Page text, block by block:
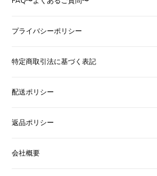
プライバシーポリシー
特定商取引法に基づく表記
配送ポリシー
返品ポリシー
会社概要